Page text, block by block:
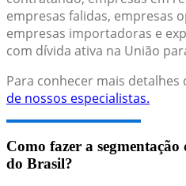
empresas falidas, empresas
empresas importadoras e
com dívida ativa na União
Para conhecer mais detalhes
de nossos especialistas.
Como fazer a
do Brasil?